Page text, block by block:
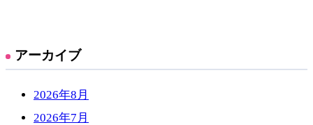
アーカイブ
2026年8月
2026年7月